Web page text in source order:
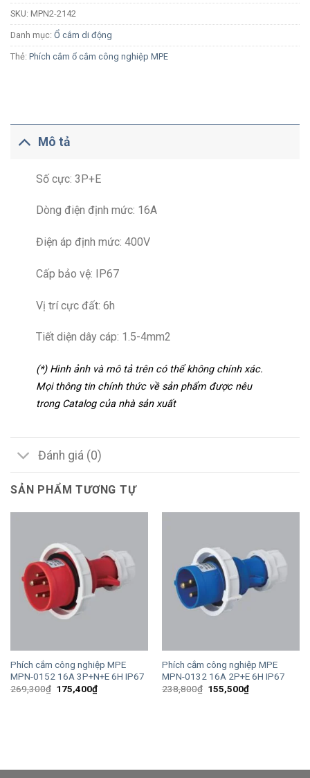
SKU: MPN2-2142
Danh mục: Ổ cắm di động
Thẻ: Phích cắm ổ cắm công nghiệp MPE
Mô tả
Số cực: 3P+E
Dòng điện định mức: 16A
Điện áp định mức: 400V
Cấp bảo vệ: IP67
Vị trí cực đất: 6h
Tiết diện dây cáp: 1.5-4mm2
(*) Hình ảnh và mô tả trên có thể không chính xác.
Mọi thông tin chính thức về sản phẩm được nêu
trong Catalog của nhà sản xuất
Đánh giá (0)
SẢN PHẨM TƯƠNG TỰ
Phích cắm công nghiệp MPE
MPN-0152 16A 3P+N+E 6H IP67
269,300₫ Giá
175,400₫Giá
hiện
Phích cắm công nghiệp MPE
MPN-0132 16A 2P+E 6H IP67
238,800₫ Giá
155,500₫Giá
hiện